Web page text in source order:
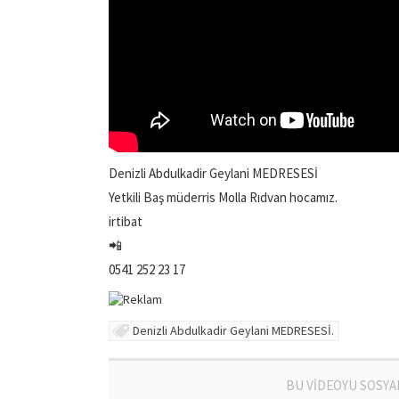
Denizli Abdulkadir Geylani MEDRESESİ
Yetkili Baş müderris Molla Rıdvan hocamız.
irtibat
📲
0541 252 23 17
Denizli Abdulkadir Geylani MEDRESESİ.
BU VİDEOYU